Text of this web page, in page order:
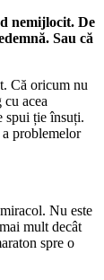
nemijlocit. De
Sau că
Că oricum nu
acea
spui ție însuți.
a problemelor
Nu este
mult decât
spre o